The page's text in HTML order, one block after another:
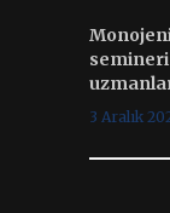
3 Aralık